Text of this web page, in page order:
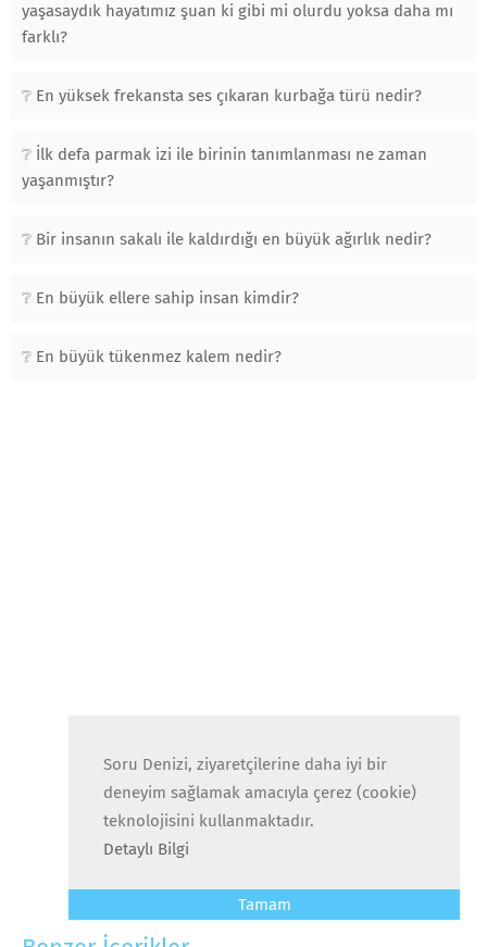
yaşasaydık hayatımız şuan ki gibi mi olurdu yoksa daha mı
farklı?
En yüksek frekansta ses çıkaran kurbağa türü nedir?
İlk defa parmak izi ile birinin tanımlanması ne zaman
yaşanmıştır?
Bir insanın sakalı ile kaldırdığı en büyük ağırlık nedir?
En büyük ellere sahip insan kimdir?
En büyük tükenmez kalem nedir?
Soru Denizi, ziyaretçilerine daha iyi bir
deneyim sağlamak amacıyla çerez (cookie)
teknolojisini kullanmaktadır.
Detaylı Bilgi
Tamam